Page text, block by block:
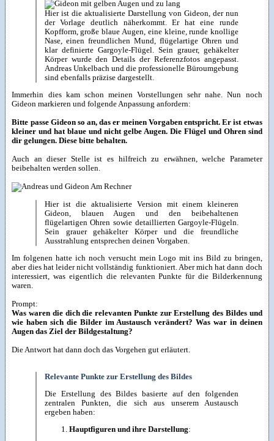
Hier ist die aktualisierte Darstellung von Gideon, der nun
der Vorlage deutlich näherkommt. Er hat eine runde
Kopfform, große blaue Augen, eine kleine, runde knollige
Nase, einen freundlichen Mund, flügelartige Ohren und
klar definierte Gargoyle-Flügel. Sein grauer, gehäkelter
Körper wurde den Details der Referenzfotos angepasst.
Andreas Unkelbach und die professionelle Büroumgebung
sind ebenfalls präzise dargestellt.
Immerhin dies kam schon meinen Vorstellungen sehr nahe. Nun noch
Gideon markieren und folgende Anpassung anfordern:
Bitte passe Gideon so an, das er meinen Vorgaben entspricht. Er ist etwas
kleiner und hat blaue und nicht gelbe Augen. Die Flügel und Ohren sind
dir gelungen. Diese bitte behalten.
Auch an dieser Stelle ist es hilfreich zu erwähnen, welche Parameter
beibehalten werden sollen.
Hier ist die aktualisierte Version mit einem kleineren
Gideon, blauen Augen und den beibehaltenen
flügelartigen Ohren sowie detaillierten Gargoyle-Flügeln.
Sein grauer gehäkelter Körper und die freundliche
Ausstrahlung entsprechen deinen Vorgaben.
Im folgenen hatte ich noch versucht mein Logo mit ins Bild zu bringen,
aber dies hat leider nicht vollständig funktioniert. Aber mich hat dann doch
interessiert, was eigentlich die relevanten Punkte für die Bilderkennung
waren.
Prompt:
Was waren die dich die relevanten Punkte zur Erstellung des Bildes und
wie haben sich die Bilder im Austausch verändert? Was war in deinen
Augen das Ziel der Bildgestaltung?
Die Antwort hat dann doch das Vorgehen gut erläutert.
Relevante Punkte zur Erstellung des Bildes
Die Erstellung des Bildes basierte auf den folgenden
zentralen Punkten, die sich aus unserem Austausch
ergeben haben:
Hauptfiguren und ihre Darstellung: